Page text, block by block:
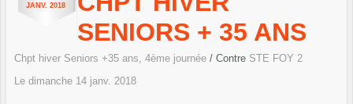
JANV. 2018
SENIORS + 35 ANS
Chpt hiver Seniors +35 ans, 4ème journée / Contre STE FOY 2
Le dimanche 14 janv. 2018